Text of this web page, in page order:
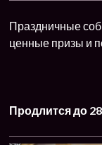
Праздничные
ценные призы и
Продлится до